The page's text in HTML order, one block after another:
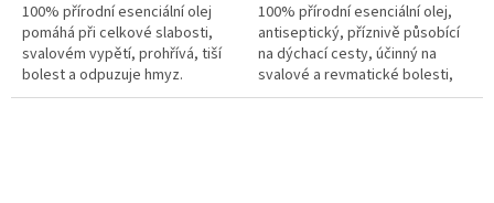
100% přírodní esenciální olej
pomáhá při celkové slabosti,
svalovém vypětí, prohřívá, tiší
bolest a odpuzuje hmyz.
100% přírodní esenciální olej,
antiseptický, příznivě působící
na dýchací cesty, účinný na
svalové a revmatické bolesti,
podporuje pocení.